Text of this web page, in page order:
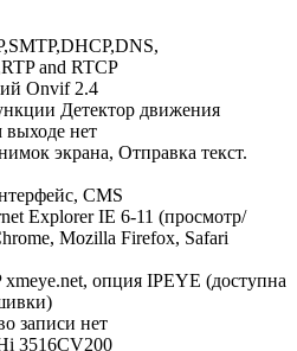
and RTCP
Onvif 2.4
Детектор движения
выходе нет
экрана, Отправка текст.
CMS
Explorer IE 6-11 (просмотр/
Mozilla Firefox, Safari
xmeye.net, опция IPEYE (доступна
записи нет
3516CV200